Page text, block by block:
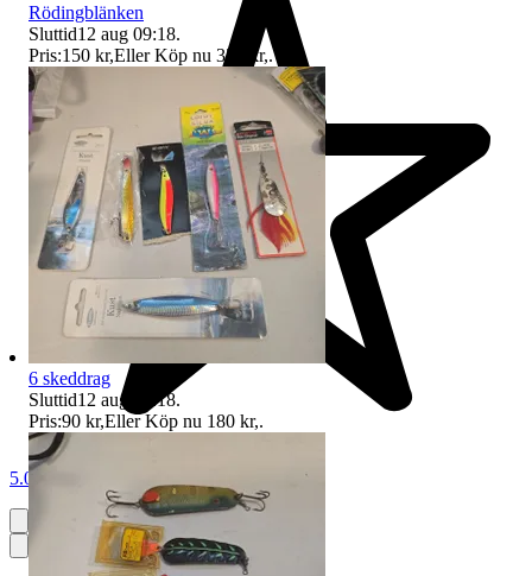
5.0
Rödingblänken
Sluttid12 aug 09:18.
Pris:150 kr,Eller Köp nu 350 kr,.
6 skeddrag
Sluttid12 aug 09:18.
Pris:90 kr,Eller Köp nu 180 kr,.